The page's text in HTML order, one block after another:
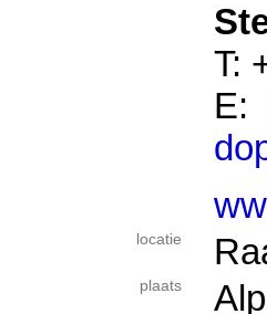
T:
E:
locatie
plaats